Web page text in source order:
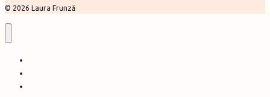
© 2026 Laura Frunză